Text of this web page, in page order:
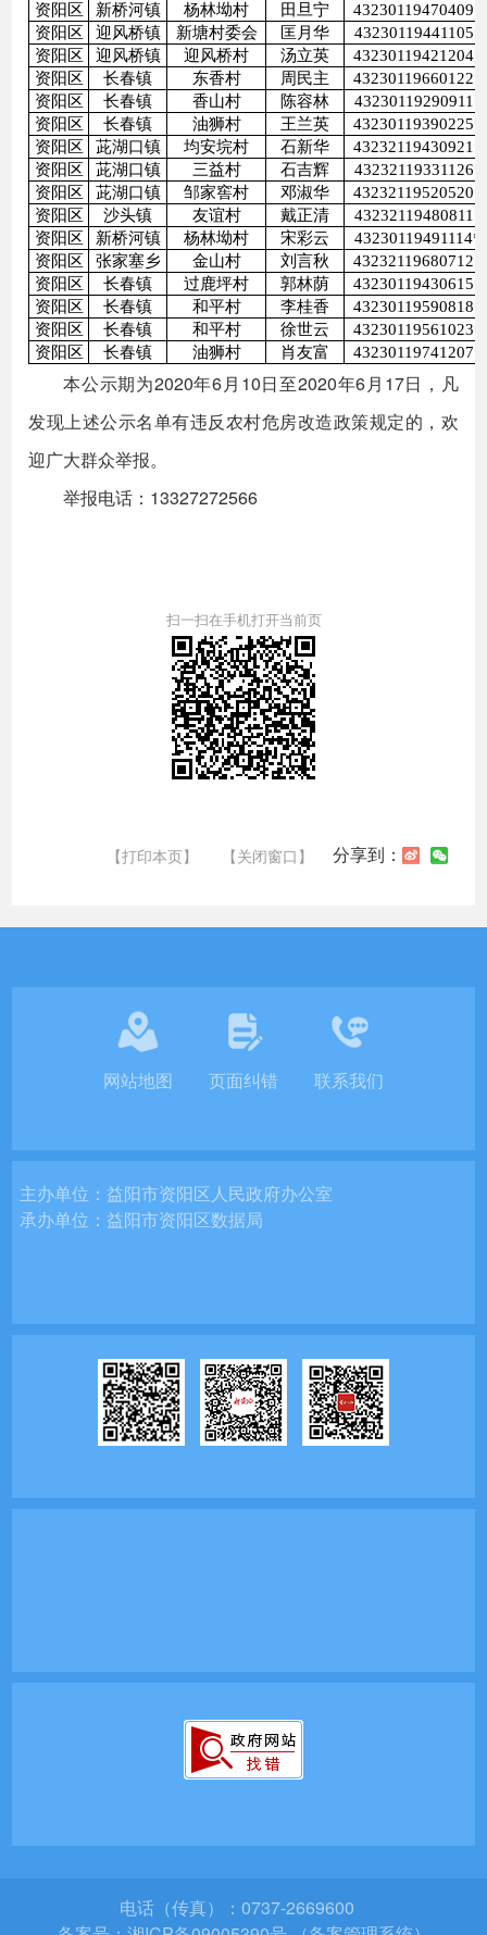
资阳区
新桥河镇 杨林坳村 田旦宁
资阳区
迎风桥镇 新塘村委会 匡月华
资阳区
迎风桥镇 迎风桥村 汤立英
资阳区
长春镇 东香村 周民主
资阳区
长春镇 香山村 陈容林
资阳区
长春镇 油狮村 王兰英
资阳区
茈湖口镇 均安垸村 石新华
资阳区
茈湖口镇 三益村 石吉辉
资阳区
茈湖口镇 邹家窖村 邓淑华
资阳区
沙头镇 友谊村 戴正清
资阳区
新桥河镇 杨林坳村 宋彩云
资阳区
张家塞乡 金山村 刘言秋
资阳区
长春镇 过鹿坪村 郭林荫
资阳区
长春镇 和平村 李桂香
资阳区
长春镇 和平村 徐世云
资阳区
长春镇 油狮村 肖友富
本公示期为2020年6月10日至2020年6月17日，凡
发现上述公示名单有违反农村危房改造政策规定的，欢
迎广大群众举报。
举报电话：13327272566
扫一扫在手机打开当前页
【打印本页】 【关闭窗口】 分享到：
网站地图 页面纠错 联系我们
主办单位：益阳市资阳区人民政府办公室
承办单位：益阳市资阳区数据局
电话（传真）：0737-2669600